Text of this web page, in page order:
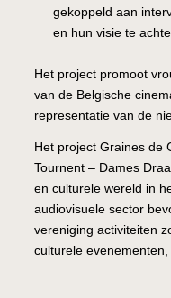
gekoppeld aan
en hun visie te
Het project promoot
van de Belgische
representatie van de
Het project Graines de
Tournent – Dames
en culturele wereld in
audiovisuele sector
vereniging activiteiten
culturele